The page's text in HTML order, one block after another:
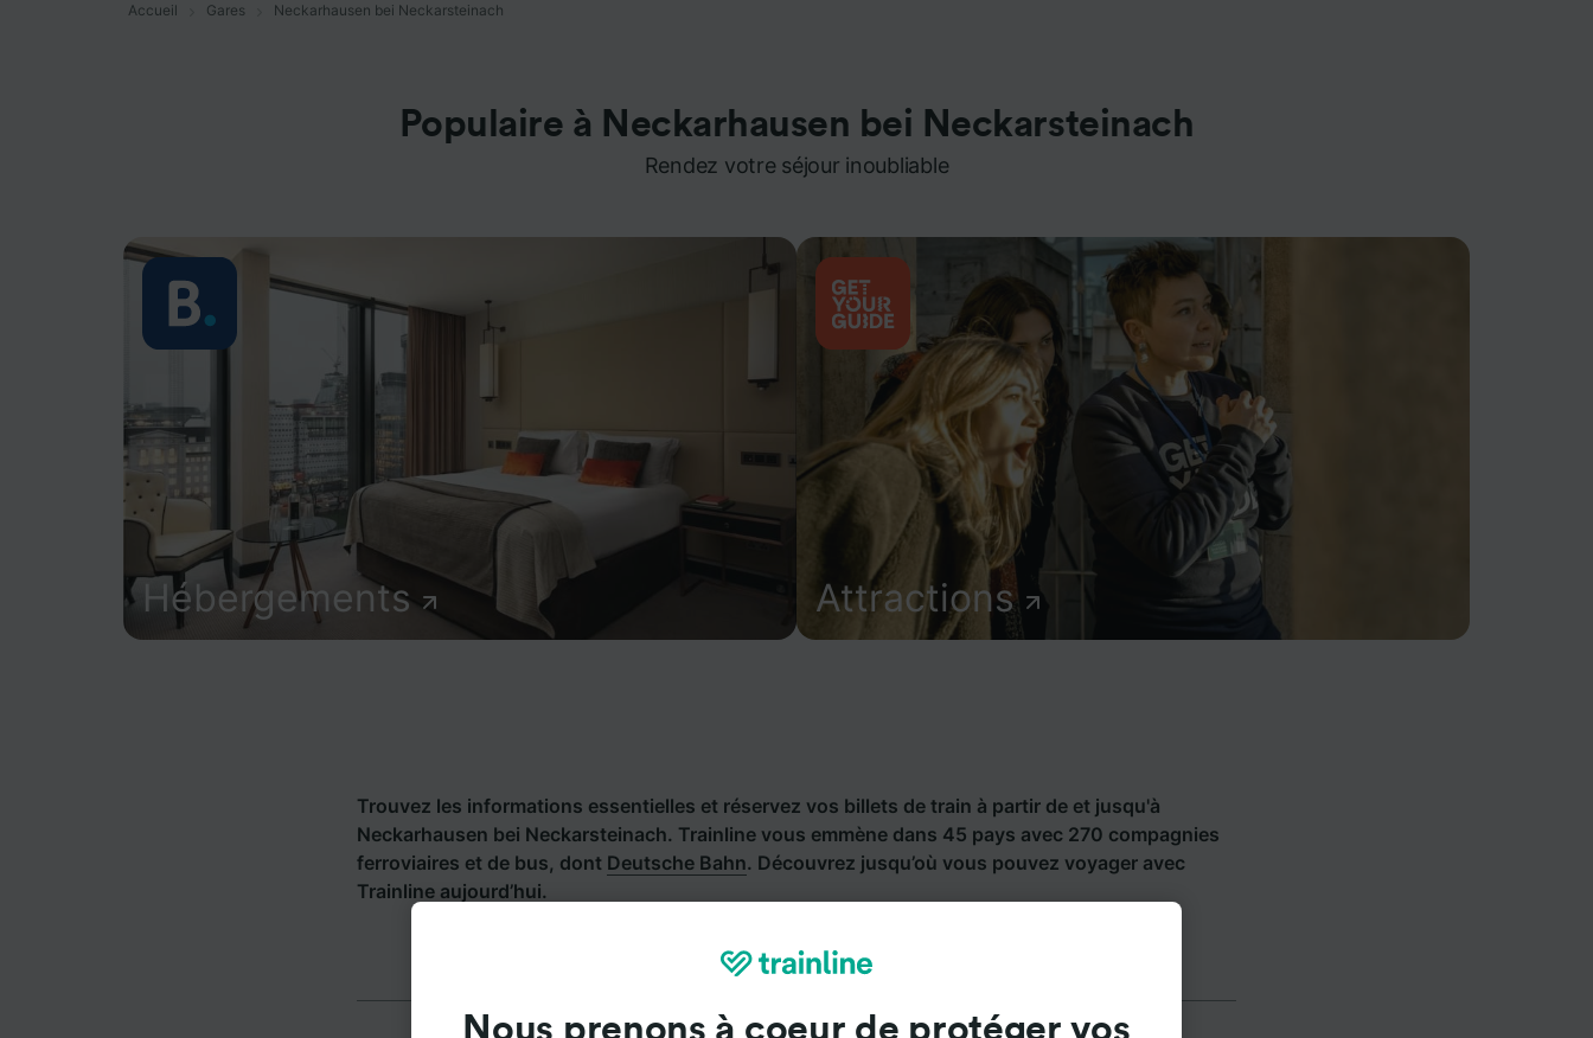
Accueil Gares Neckarhausen bei Neckarsteinach
Populaire à Neckarhausen bei Neckarsteinach
Rendez votre séjour inoubliable
Hébergements Attractions
Trouvez les informations essentielles et réservez vos billets de train à partir de et jusqu'à
Neckarhausen bei Neckarsteinach. Trainline vous emmène dans 45 pays avec 270 compagnies
ferroviaires et de bus, dont Deutsche Bahn. Découvrez jusqu’où vous pouvez voyager avec
Trainline aujourd’hui.
Nous prenons à coeur de protéger vos